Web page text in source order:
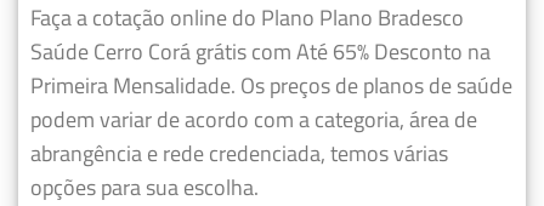
Faça a cotação online do Plano Plano Bradesco
Saúde Cerro Corá grátis com Até 65% Desconto na
Primeira Mensalidade. Os preços de planos de saúde
podem variar de acordo com a categoria, área de
abrangência e rede credenciada, temos várias
opções para sua escolha.